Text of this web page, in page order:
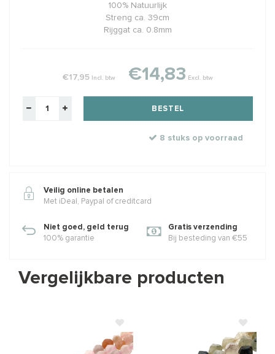
100% Natuurlijk
Streng ca. 39cm
Rijggat ca. 0.8mm
€17,95 Incl. btw €14,83 Excl. btw
BESTEL
8 stuks op voorraad
Veilig online betalen
Met iDeal, Paypal of creditcard
Niet goed, geld terug
100% garantie
Gratis verzending
Bij besteding van €55
Vergelijkbare producten